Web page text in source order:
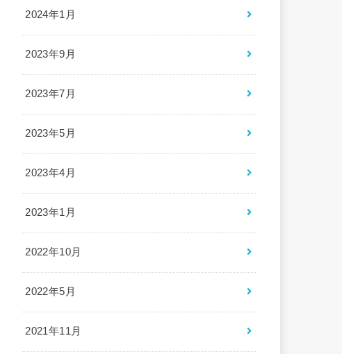
2024年1月
2023年9月
2023年7月
2023年5月
2023年4月
2023年1月
2022年10月
2022年5月
2021年11月